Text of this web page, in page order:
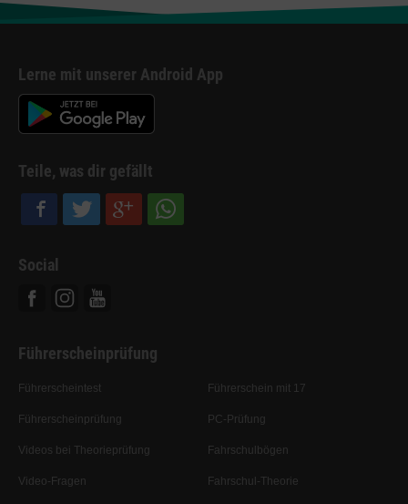
Lerne mit unserer Android App
Teile, was dir gefällt
Social
Führerscheinprüfung
Führerscheintest
Führerscheinprüfung
Videos bei Theorieprüfung
Video-Fragen
Führerschein mit 17
PC-Prüfung
Fahrschulbögen
Fahrschul-Theorie